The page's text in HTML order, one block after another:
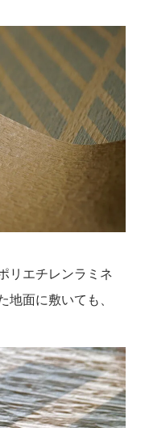
リエチレンラミネ
地面に敷いても、